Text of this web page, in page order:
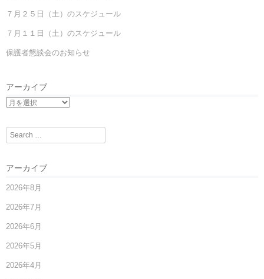
７月２５日（土）のスケジュール
７月１１日（土）のスケジュール
保護者懇談会のお知らせ
アーカイブ
Search
アーカイブ
2026年8月
2026年7月
2026年6月
2026年5月
2026年4月